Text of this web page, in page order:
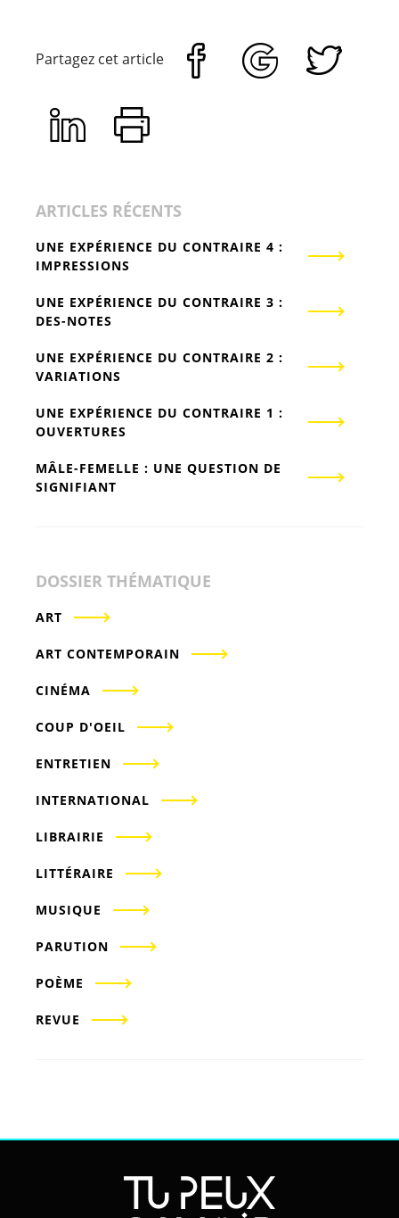
Partagez cet article
ARTICLES RÉCENTS
UNE EXPÉRIENCE DU CONTRAIRE 4 :
IMPRESSIONS
UNE EXPÉRIENCE DU CONTRAIRE 3 :
DES-NOTES
UNE EXPÉRIENCE DU CONTRAIRE 2 :
VARIATIONS
UNE EXPÉRIENCE DU CONTRAIRE 1 :
OUVERTURES
MÂLE-FEMELLE : UNE QUESTION DE
SIGNIFIANT
DOSSIER THÉMATIQUE
ART
ART CONTEMPORAIN
CINÉMA
COUP D'OEIL
ENTRETIEN
INTERNATIONAL
LIBRAIRIE
LITTÉRAIRE
MUSIQUE
PARUTION
POÈME
REVUE